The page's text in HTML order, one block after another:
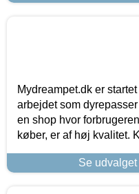
Mydreampet.dk er
arbejdet som
en shop hvor
køber, er af høj kvalitet.
Se